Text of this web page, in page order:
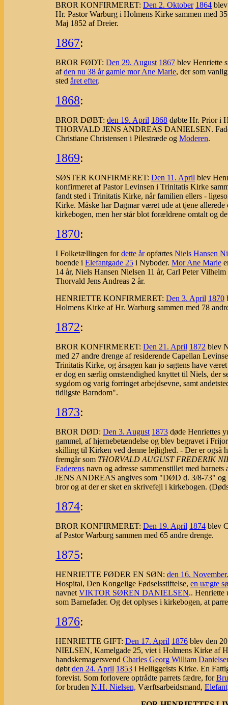
BROR KONFIRMERET: Den 2. Oktober 1864
Hr. Pastor Warburg i Holmens Kirke sammen med
Maj 1852 af Dreier.
1867:
BROR FØDT: Den 29. August 1867 blev Henriette
afden nu 38 år gamle mor Ane Marie, der som
sted året efter.
1868:
BROR DØBT: den 19. April 1868 døbte Hr. Prior i
THORVALD JENS ANDREAS DANIELSEN.
Christiane Christensen i Pilestræde og Moderen.
1869:
SØSTER KONFIRMERET: Den 11. April blev
konfirmeret af Pastor Levinsen i Trinitatis Kirke
fandt sted i Trinitatis Kirke, når familien ellers -
Kirke. Måske har Dagmar været ude at tjene
kirkebogen, men her står blot forældrene omtalt og
1870:
I Folketællingen fordette åropførtes Niels Hansen
boende i Elefantgade 25 i Nyboder. Mor Ane Marie
14 år, Niels Hansen Nielsen 11 år, Carl Peter
Thorvald Jens Andreas 2 år.
HENRIETTE KONFIRMERET: Den 3. April 1870
Holmens Kirke af Hr. Warburg sammen med 78
1872:
BROR KONFIRMERET: Den 21. April 1872 blev
med 27 andre drenge af residerende Capellan
Trinitatis Kirke, og årsagen kan jo sagtens have
er dog en særlig omstændighed knyttet til Niels, der
sygdom og varig forringet arbejdsevne, samt
tidligste Barndom".
1873:
BROR DØD: Den 3. August 1873 døde Henriettes
gammel, af hjernebetændelse og blev begravet i
skilling til Kirken ved denne lejlighed. - Der er også
fremgår som THORVALD AUGUST FREDERIK
Faderens navn og adresse sammenstillet med
JENS ANDREAS angives som "DØD d. 3/8-73" og
bror og at der er sket en skrivefejl i kirkebogen.
1874:
BROR KONFIRMERET: Den 19. April 1874 blev
af Pastor Warburg sammen med 65 andre drenge.
1875:
HENRIETTE FØDER EN SØN: den 16. November.
Hospital, Den Kongelige Fødselsstiftelse, en uægte
navnet VIKTOR SØREN DANIELSEN.. Henriette
som Barnefader. Og det oplyses i kirkebogen, at
1876:
HENRIETTE GIFT: Den 17. April 1876 blev den
NIELSEN, Kamelgade 25, viet i Holmens Kirke af
handskemagersvend Charles Georg William
døbt den 24. April 1853 i Helliggeists Kirke. En
forevist. Som forlovere optrådte parrets fædre, for
for bruden N.H. Nielsen, Værftsarbeidsmand,